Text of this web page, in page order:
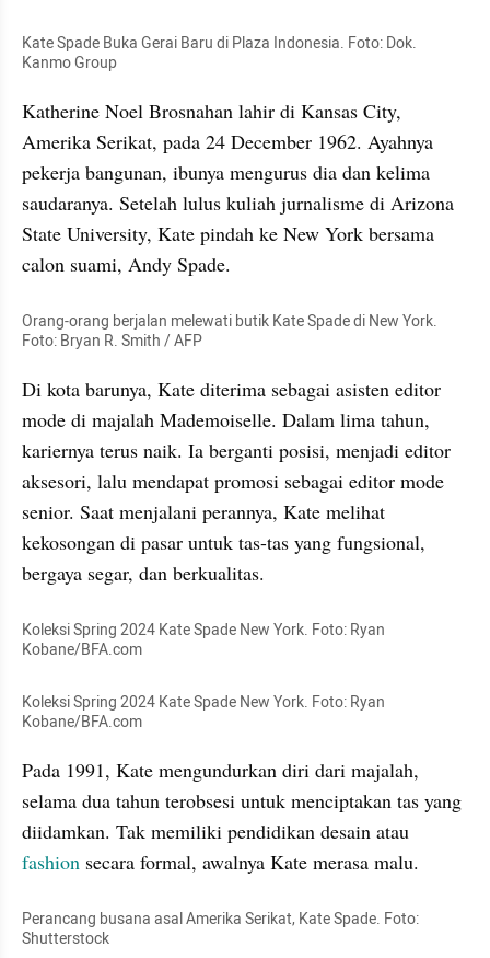
Kate Spade Buka Gerai Baru di Plaza Indonesia. Foto: Dok.
Kanmo Group
Katherine Noel Brosnahan lahir di Kansas City,
Amerika Serikat, pada 24 December 1962. Ayahnya
pekerja bangunan, ibunya mengurus dia dan kelima
saudaranya. Setelah lulus kuliah jurnalisme di Arizona
State University, Kate pindah ke New York bersama
calon suami, Andy Spade.
Orang-orang berjalan melewati butik Kate Spade di New York.
Foto: Bryan R. Smith / AFP
Di kota barunya, Kate diterima sebagai asisten editor
mode di majalah Mademoiselle. Dalam lima tahun,
kariernya terus naik. Ia berganti posisi, menjadi editor
aksesori, lalu mendapat promosi sebagai editor mode
senior. Saat menjalani perannya, Kate melihat
kekosongan di pasar untuk tas-tas yang fungsional,
bergaya segar, dan berkualitas.
Koleksi Spring 2024 Kate Spade New York. Foto: Ryan
Kobane/BFA.com
Koleksi Spring 2024 Kate Spade New York. Foto: Ryan
Kobane/BFA.com
Pada 1991, Kate mengundurkan diri dari majalah,
selama dua tahun terobsesi untuk menciptakan tas yang
fashion secara formal, awalnya Kate merasa malu.
Perancang busana asal Amerika Serikat, Kate Spade. Foto:
Shutterstock